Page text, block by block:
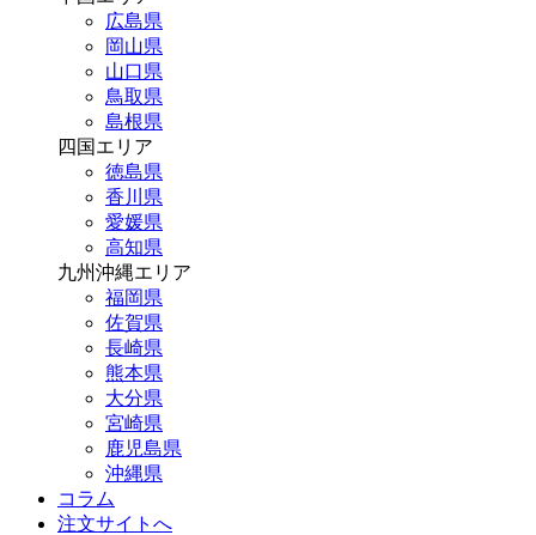
広島県
岡山県
山口県
鳥取県
島根県
四国エリア
徳島県
香川県
愛媛県
高知県
九州沖縄エリア
福岡県
佐賀県
長崎県
熊本県
大分県
宮崎県
鹿児島県
沖縄県
コラム
注文サイトへ